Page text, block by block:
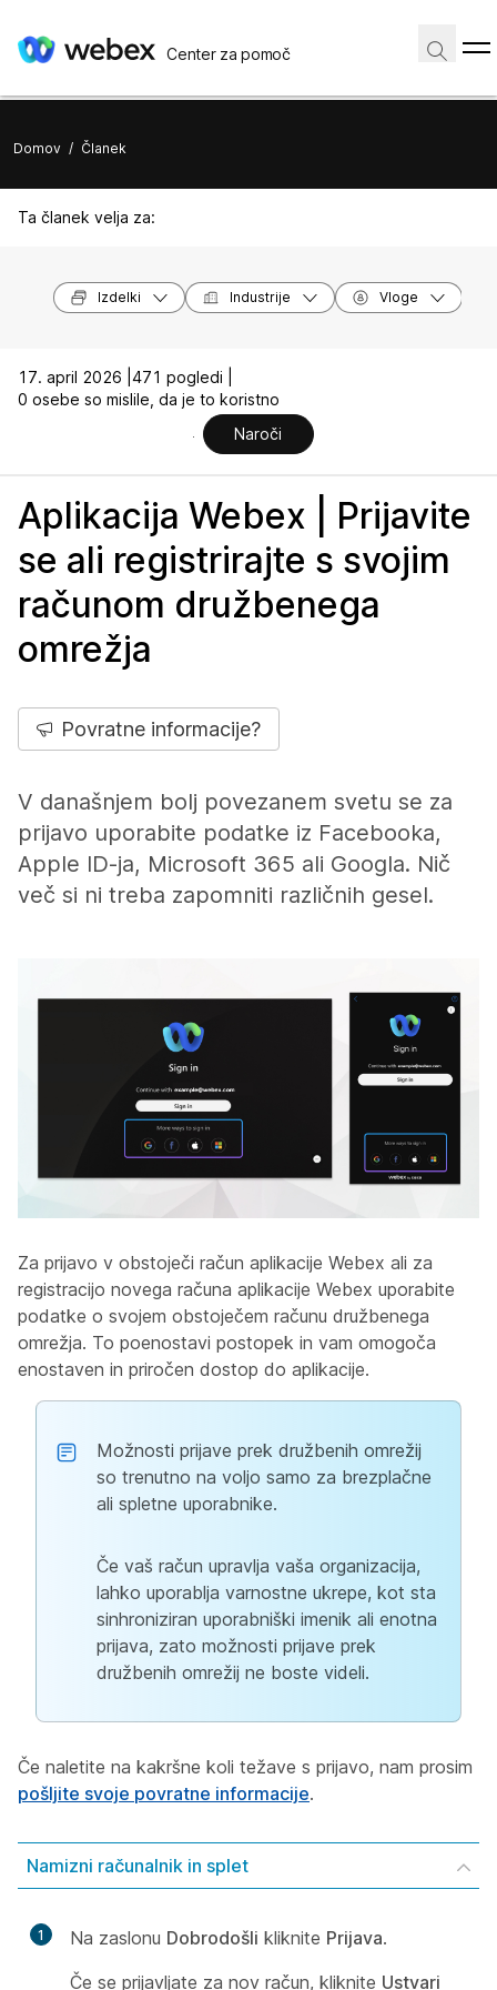
Center za pomoč
Domov / Članek
Ta članek velja za:
Izdelki Industrije Vloge
17. april 2026 | 471 pogledi |
0 osebe so mislile, da je to koristno
Naroči
Aplikacija Webex | Prijavite
se ali registrirajte s svojim
računom družbenega
omrežja
Povratne informacije?
V današnjem bolj povezanem svetu se za
prijavo uporabite podatke iz Facebooka,
Apple ID-ja, Microsoft 365 ali Googla. Nič
več si ni treba zapomniti različnih gesel.
Za prijavo v obstoječi račun aplikacije Webex ali za
registracijo novega računa aplikacije Webex uporabite
podatke o svojem obstoječem računu družbenega
omrežja. To poenostavi postopek in vam omogoča
enostaven in priročen dostop do aplikacije.
Možnosti prijave prek družbenih omrežij
so trenutno na voljo samo za brezplačne
ali spletne uporabnike.
Če vaš račun upravlja vaša organizacija,
lahko uporablja varnostne ukrepe, kot sta
sinhroniziran uporabniški imenik ali enotna
prijava, zato možnosti prijave prek
družbenih omrežij ne boste videli.
Če naletite na kakršne koli težave s prijavo, nam prosim
pošljite svoje povratne informacije.
Namizni računalnik in splet
1 Na zaslonu Dobrodošli kliknite Prijava.
Če se prijavljate za nov račun, kliknite Ustvari